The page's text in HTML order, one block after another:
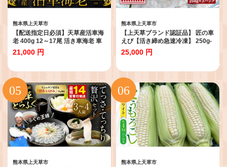
熊本県上天草市
【配送指定日必須】天草産活車海
老 400g 12～17尾 活き車海老 車
海老 車エビ 活き海老 活きエビ え
び 海老 エビ 新鮮 魚介 【発送期間
日】
21,000 円
熊本県上天草市
【上天草ブランド認証品】 匠の車
えび【活き締め急速冷凍】 250g-
3パック(30尾～39尾) 車海老 刺身
車えび えび 車エビ エビ
25,000 円
熊本県上天草市 熊本県上天草市